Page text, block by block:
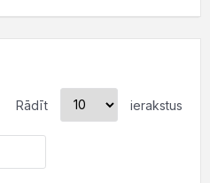
Rādīt ierakstus